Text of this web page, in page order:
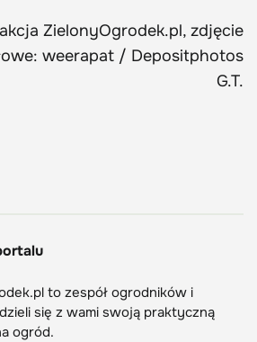
ZielonyOgrodek.pl, zdjęcie
weerapat / Depositphotos
G.T.
to zespół ogrodników i
się z wami swoją praktyczną
ogród.